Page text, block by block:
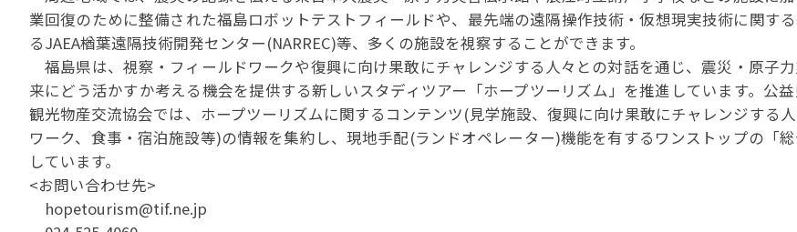
業回復のために整備された福島ロボットテストフィールドや、最先端の遠隔操作技術・仮想現実技術に関す
るJAEA楢葉遠隔技術開発センター(NARREC)等、多くの施設を視察することができます。
福島県は、視察・フィールドワークや復興に向け果敢にチャレンジする人々との対話を通じ、震災・原子
来にどう活かすか考える機会を提供する新しいスタディツアー「ホープツーリズム」を推進しています。公
観光物産交流協会では、ホープツーリズムに関するコンテンツ(見学施設、復興に向け果敢にチャレンジする
ワーク、食事・宿泊施設等)の情報を集約し、現地手配(ランドオペレーター)機能を有するワンストップの「
しています。
<お問い合わせ先>
hopetourism@tif.ne.jp